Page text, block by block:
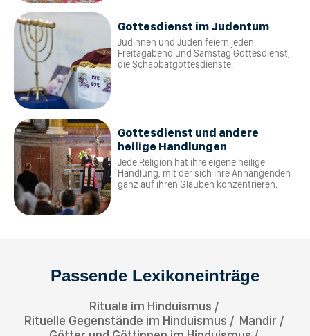
Gottesdienst im Judentum
Jüdinnen und Juden feiern jeden
Freitagabend und Samstag Gottesdienst,
die Schabbatgottesdienste.
Gottesdienst und andere
heilige Handlungen
Jede Religion hat ihre eigene heilige
Handlung, mit der sich ihre Anhängenden
ganz auf ihren Glauben konzentrieren.
Passende Lexikoneinträge
Rituale im Hinduismus
Rituelle Gegenstände im Hinduismus
Mandir